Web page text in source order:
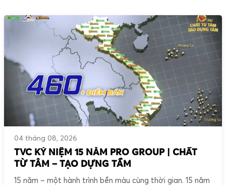
04 tháng 08, 2026
TVC KỶ NIỆM 15 NĂM PRO GROUP | CHẤT
TỪ TÂM – TẠO DỰNG TẦM
15 năm – một hành trình bền màu cùng thời gian. 15 năm